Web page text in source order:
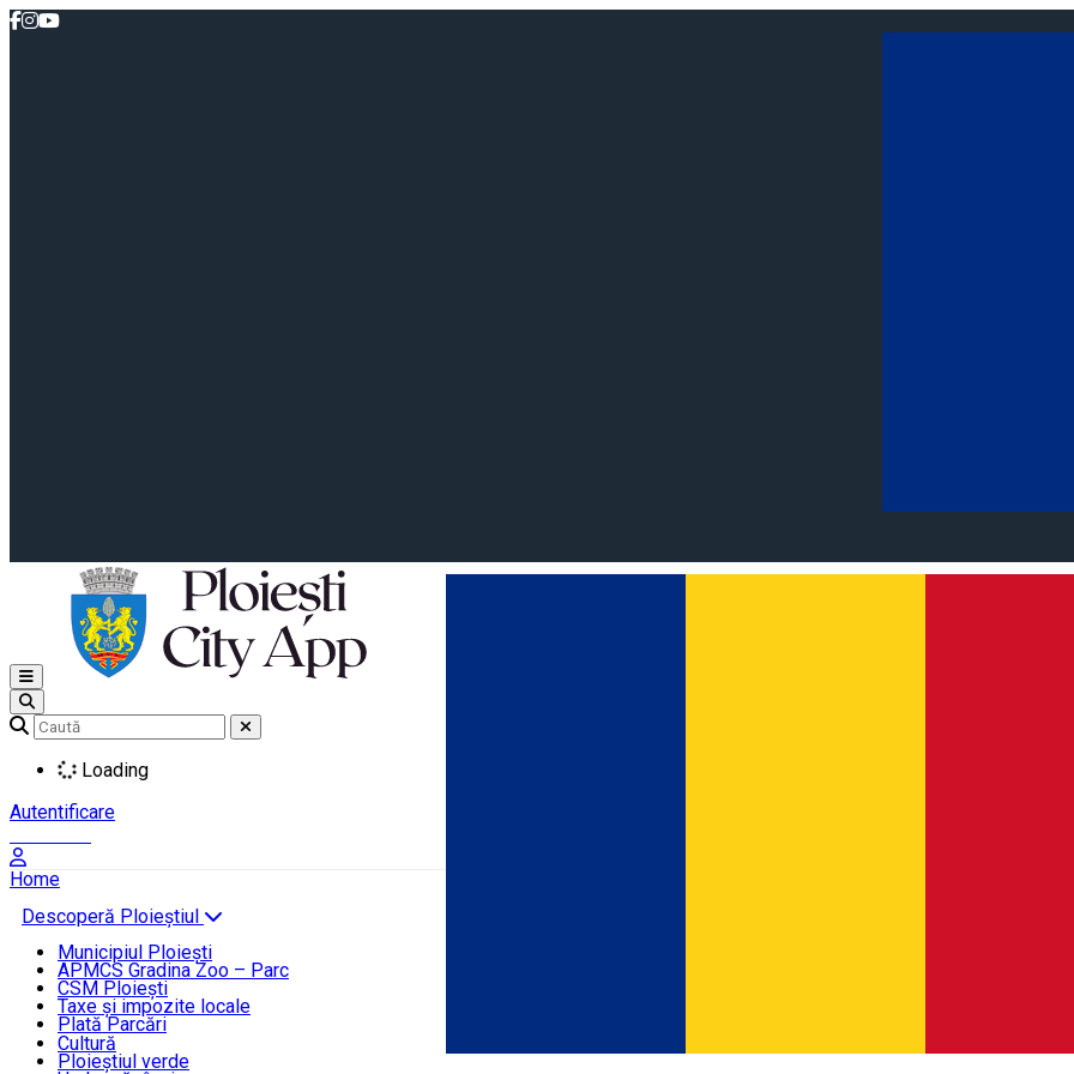
Open main menu
Loading
Autentificare
Home
Descoperă Ploieștiul
Agenda evenimentelor
Știri Primărie
Turist în Ploiești
Contact
Municipiul Ploiești
APMCS Gradina Zoo – Parc
CSM Ploiești
Taxe și impozite locale
Plată Parcări
Cultură
Ploieștiul verde